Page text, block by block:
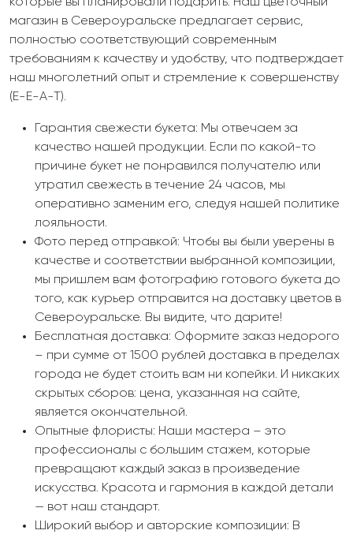
магазин в Североуральске предлагает сервис,
полностью соответствующий современным
требованиям к качеству и удобству, что подтверждает
наш многолетний опыт и стремление к совершенству
(E-E-A-T).
Гарантия свежести букета: Мы отвечаем за
качество нашей продукции. Если по какой-то
причине букет не понравился получателю или
утратил свежесть в течение 24 часов, мы
оперативно заменим его, следуя нашей политике
лояльности.
Фото перед отправкой: Чтобы вы были уверены в
качестве и соответствии выбранной композиции,
мы пришлем вам фотографию готового букета до
того, как курьер отправится на доставку цветов в
Североуральске. Вы видите, что дарите!
Бесплатная доставка: Оформите заказ недорого
– при сумме от 1500 рублей доставка в пределах
города не будет стоить вам ни копейки. И никаких
скрытых сборов: цена, указанная на сайте,
является окончательной.
Опытные флористы: Наши мастера – это
профессионалы с большим стажем, которые
превращают каждый заказ в произведение
искусства. Красота и гармония в каждой детали
— вот наш стандарт.
Широкий выбор и авторские композиции: В